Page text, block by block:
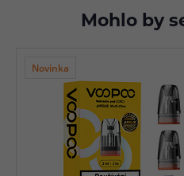
Mohlo by
Novinka